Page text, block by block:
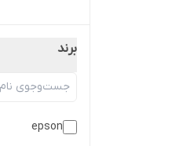
برند
epson